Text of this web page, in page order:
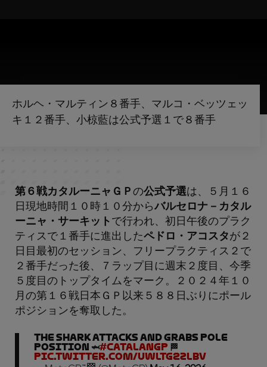
ホルヘ・マルティン８番手、マルコ・ベッツェッ
キ１２番手、小椋藍は公式予選１で８番手
第６戦カタルーニャＧＰ の公式予選は、５月１６
日現地時間１０時１０分からバルセロナ－カタル
ーニャ・サーキット で行われ、初日午後のプラク
ティスで１番手に進出したペドロ・アコスタが２
日目最初のセッション、フリープラクティス２で
２番手だった後、７ラップ目に週末２度目、今季
５度目のトップタイムをマーク。２０２４年１０
月の第１６戦日本ＧＰ以来５８８日ぶりにポール
ポジションを奪取した。
The Shark attacks and grabs POLE
POSITION 🦈#CatalanGP 🏁
pic.twitter.com/uwLtg2zlBv